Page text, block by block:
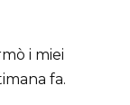
i miei
fa.